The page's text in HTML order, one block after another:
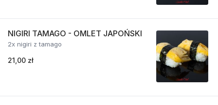
NIGIRI TAMAGO - OMLET JAPOŃSKI
2x nigiri z tamago
21,00 zł